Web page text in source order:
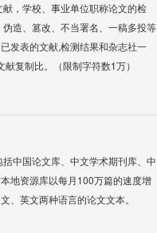
，学校、事业单位职称论文的检
造、篡改、不当署名、一稿多投等
发表的文献,检测结果和杂志社一
复制比。（限制字符数1万）
中国论文库、中文学术期刊库、中
地资源库以每月100万篇的速度增
、英文两种语言的论文文本。